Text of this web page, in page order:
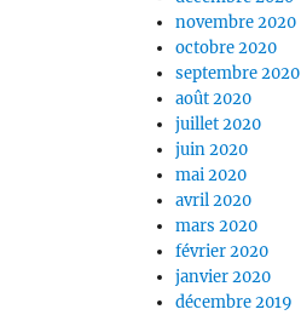
novembre 2020
octobre 2020
septembre 2020
août 2020
juillet 2020
juin 2020
mai 2020
avril 2020
mars 2020
février 2020
janvier 2020
décembre 2019